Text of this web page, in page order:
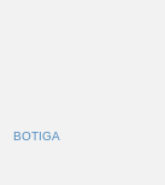
BOTIGA